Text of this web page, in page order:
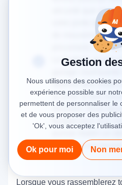
sécurité que vous
votre porte de
de mouvements,
pincement, des
Le budget : le prix
dépend des
la porte et des
choisies. Vous
budget pour que
adapté à vos
Lorsque vous rassemblerez
Gestion
Nous utilisons des cookies
expérience possible sur
permettent de personnaliser le
et de vous proposer des
'Ok', vous acceptez
Ok pour moi Non